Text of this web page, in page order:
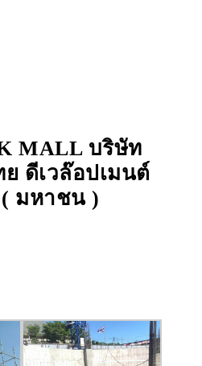
MALL บริษัท
ดีเวล๊อปเมนต์
มหาชน )